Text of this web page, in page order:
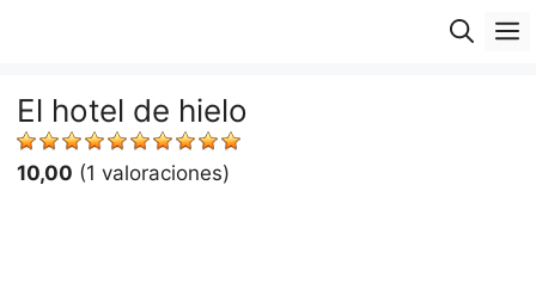
El hotel de hielo
10,00 (1 valoraciones)